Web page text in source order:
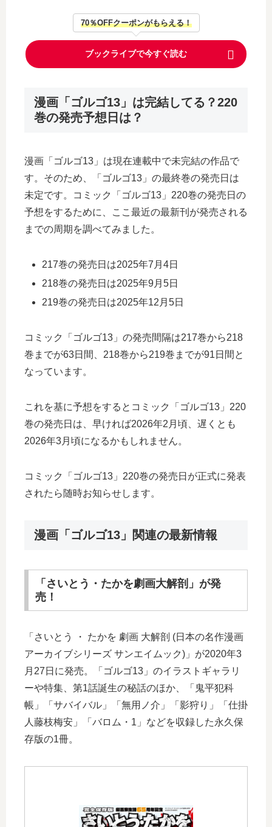
70％OFFクーポンがもらえる！
ブックライブで今すぐ読む
漫画「ゴルゴ13」は完結してる？220
巻の発売予想日は？
漫画「ゴルゴ13」は現在連載中で未完結の作品で
す。そのため、「ゴルゴ13」の最終巻の発売日は
未定です。コミック「ゴルゴ13」220巻の発売日の
予想をするために、ここ最近の最新刊が発売される
までの周期を調べてみました。
217巻の発売日は2025年7月4日
218巻の発売日は2025年9月5日
219巻の発売日は2025年12月5日
コミック「ゴルゴ13」の発売間隔は217巻から218
巻までが63日間、218巻から219巻までが91日間と
なっています。
これを基に予想をするとコミック「ゴルゴ13」220
巻の発売日は、早ければ2026年2月頃、遅くとも
2026年3月頃になるかもしれません。
コミック「ゴルゴ13」220巻の発売日が正式に発表
されたら随時お知らせします。
漫画「ゴルゴ13」関連の最新情報
「さいとう・たかを劇画大解剖」が発
売！
「さいとう ・ たかを 劇画 大解剖 (日本の名作漫画
アーカイブシリーズ サンエイムック)」が2020年3
月27日に発売。「ゴルゴ13」のイラストギャラリ
ーや特集、第1話誕生の秘話のほか、「鬼平犯科
帳」「サバイバル」「無用ノ介」「影狩り」「仕掛
人藤枝梅安」「バロム・1」などを収録した永久保
存版の1冊。